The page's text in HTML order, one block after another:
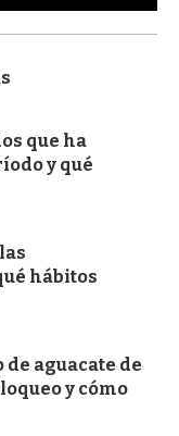
que ha
y qué
hábitos
aguacate de
y cómo